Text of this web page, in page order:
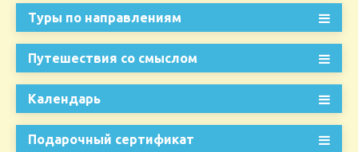
Туры по направлениям
Путешествия со смыслом
Календарь
Подарочный сертификат